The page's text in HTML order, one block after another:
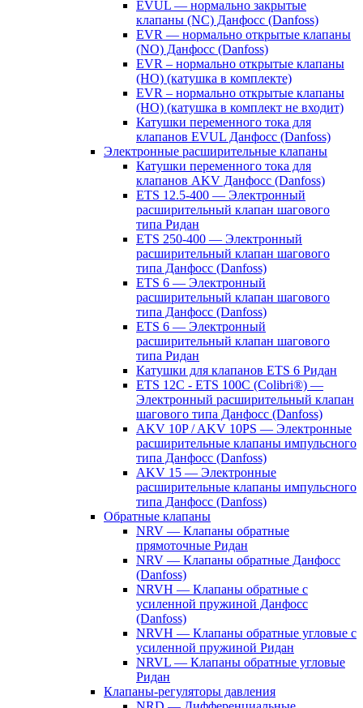
EVUL — нормально закрытые
клапаны (NC) Данфосс (Danfoss)
EVR — нормально открытые клапаны
(NO) Данфосс (Danfoss)
EVR – нормально открытые клапаны
(НО) (катушка в комплекте)
EVR – нормально открытые клапаны
(НО) (катушка в комплект не входит)
Катушки переменного тока для
клапанов EVUL Данфосс (Danfoss)
Электронные расширительные клапаны
Катушки переменного тока для
клапанов AKV Данфосс (Danfoss)
ETS 12.5-400 — Электронный
расширительный клапан шагового
типа Ридан
ETS 250-400 — Электронный
расширительный клапан шагового
типа Данфосс (Danfoss)
ETS 6 — Электронный
расширительный клапан шагового
типа Данфосс (Danfoss)
ETS 6 — Электронный
расширительный клапан шагового
типа Ридан
Катушки для клапанов ETS 6 Ридан
ETS 12C - ETS 100C (Colibri®) —
Электронный расширительный клапан
шагового типа Данфосс (Danfoss)
AKV 10P / AKV 10PS — Электронные
расширительные клапаны импульсного
типа Данфосс (Danfoss)
AKV 15 — Электронные
расширительные клапаны импульсного
типа Данфосс (Danfoss)
Обратные клапаны
NRV — Клапаны обратные
прямоточные Ридан
NRV — Клапаны обратные Данфосс
(Danfoss)
NRVH — Клапаны обратные с
усиленной пружиной Данфосс
(Danfoss)
NRVH — Клапаны обратные угловые с
усиленной пружиной Ридан
NRVL — Клапаны обратные угловые
Ридан
Клапаны-регуляторы давления